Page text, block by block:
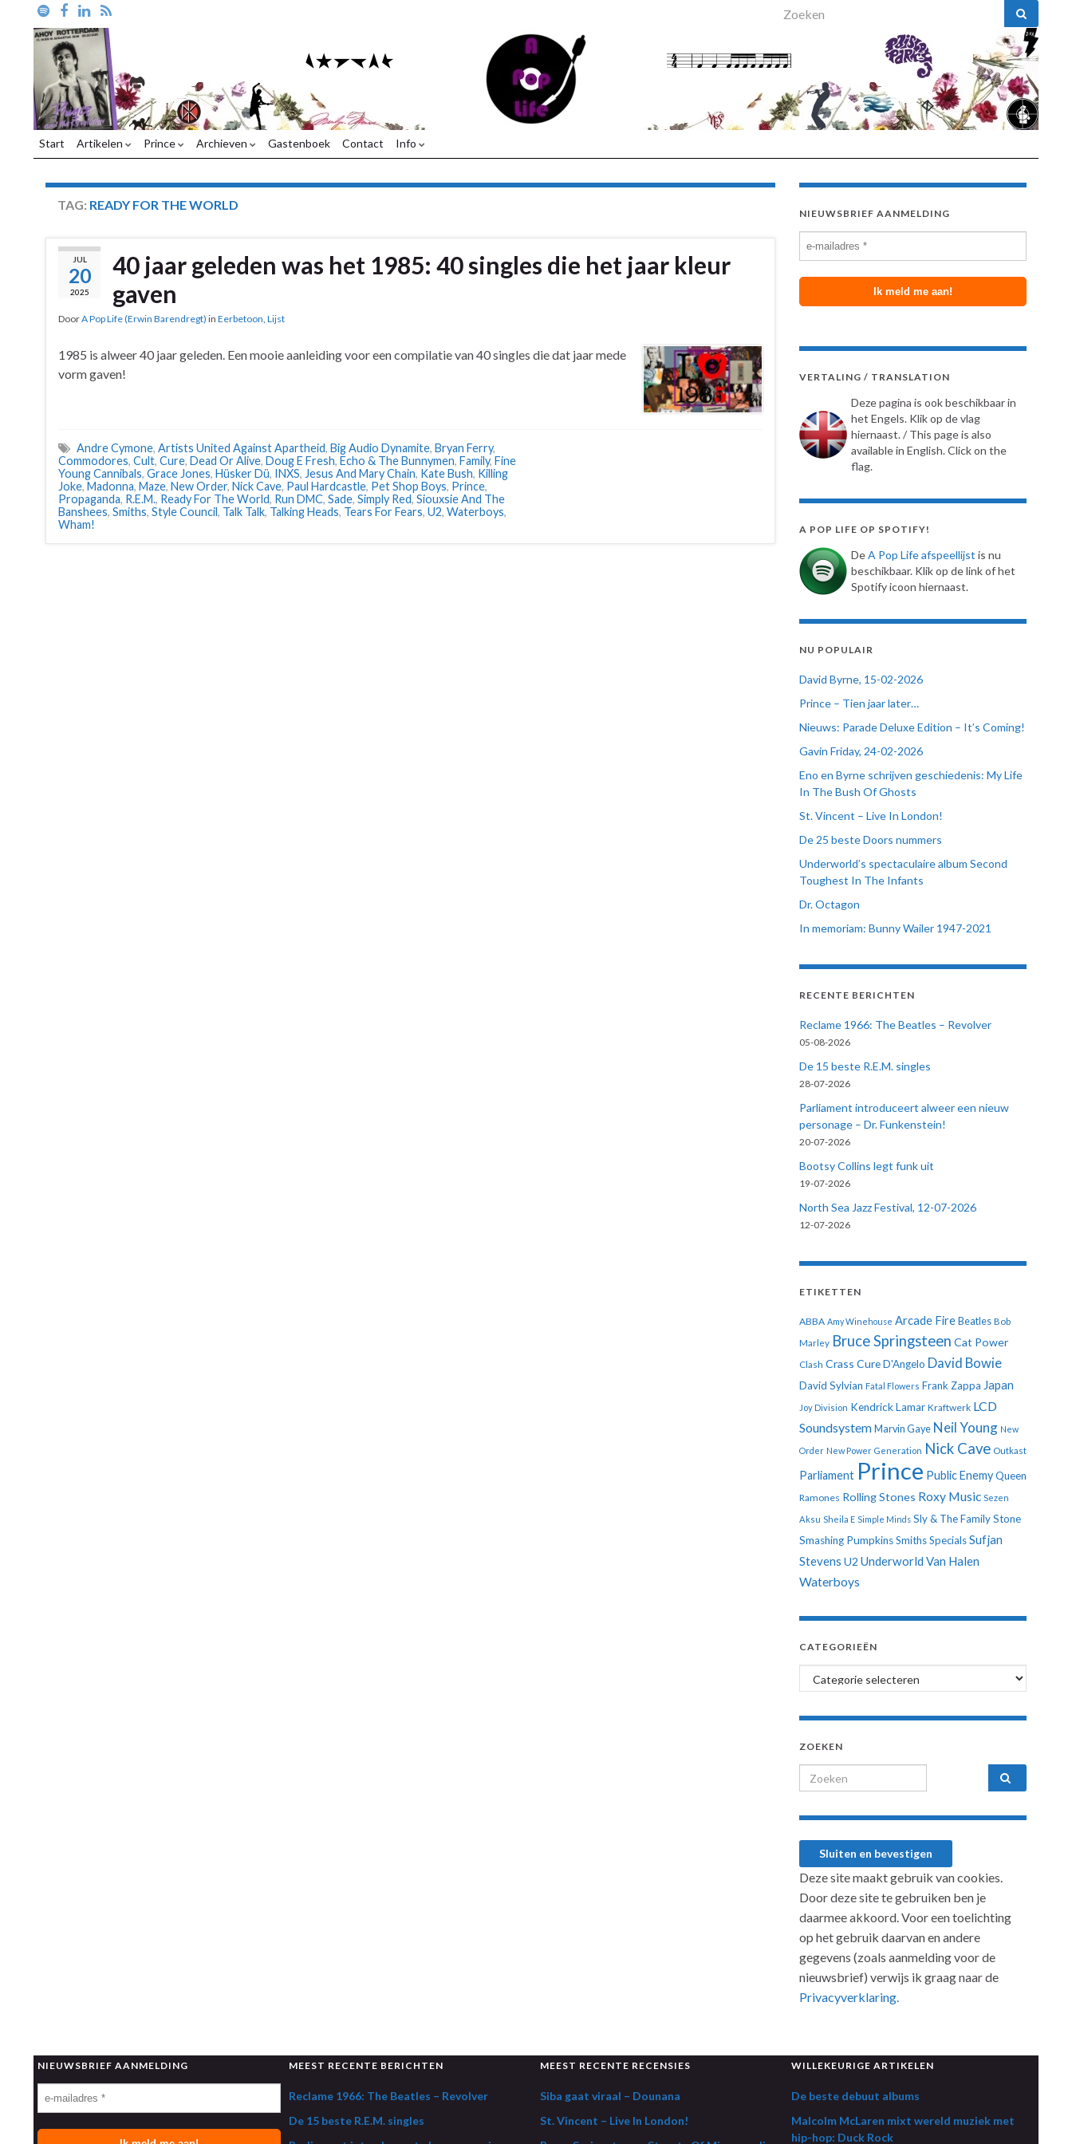
Search for:
Start Artikelen Prince Archieven Gastenboek Contact Info
TAG: READY FOR THE WORLD
JUL
20
2025
40 jaar geleden was het 1985: 40 singles die het jaar kleur
gaven
DoorA Pop Life (Erwin Barendregt) in Eerbetoon, Lijst
1985 is alweer 40 jaar geleden. Een mooie aanleiding voor een compilatie van 40 singles die dat jaar mede
vorm gaven!
Andre Cymone, Artists United Against Apartheid, Big Audio Dynamite, Bryan Ferry,
Commodores, Cult, Cure, Dead Or Alive, Doug E Fresh, Echo & The Bunnymen, Family, Fine
Young Cannibals, Grace Jones, Hüsker Dü, INXS, Jesus And Mary Chain, Kate Bush, Killing
Joke, Madonna, Maze, New Order, Nick Cave, Paul Hardcastle, Pet Shop Boys, Prince,
Propaganda, R.E.M., Ready For The World, Run DMC, Sade, Simply Red, Siouxsie And The
Banshees, Smiths, Style Council, Talk Talk, Talking Heads, Tears For Fears, U2, Waterboys,
Wham!
NIEUWSBRIEF AANMELDING
VERTALING / TRANSLATION
Deze pagina is ook beschikbaar in
het Engels. Klik op de vlag
hiernaast. / This page is also
available in English. Click on the
flag.
A POP LIFE OP SPOTIFY!
DeA Pop Life afspeellijst is nu
beschikbaar. Klik op de link of het
Spotify icoon hiernaast.
NU POPULAIR
David Byrne, 15-02-2026
Prince – Tien jaar later…
Nieuws: Parade Deluxe Edition – It’s Coming!
Gavin Friday, 24-02-2026
Eno en Byrne schrijven geschiedenis: My Life
In The Bush Of Ghosts
St. Vincent – Live In London!
De 25 beste Doors nummers
Underworld’s spectaculaire album Second
Toughest In The Infants
Dr. Octagon
In memoriam: Bunny Wailer 1947-2021
RECENTE BERICHTEN
Reclame 1966: The Beatles – Revolver
05-08-2026
De 15 beste R.E.M. singles
28-07-2026
Parliament introduceert alweer een nieuw
personage – Dr. Funkenstein!
20-07-2026
Bootsy Collins legt funk uit
19-07-2026
North Sea Jazz Festival, 12-07-2026
12-07-2026
ETIKETTEN
ABBA Amy Winehouse Arcade Fire Beatles Bob
Marley Bruce Springsteen Cat Power
Clash Crass CureD'Angelo David Bowie
David Sylvian Fatal Flowers Frank Zappa Japan
Joy Division Kendrick Lamar Kraftwerk LCD
Soundsystem Marvin Gaye Neil Young New
Order New Power Generation Nick Cave Outkast
Parliament Prince Public EnemyQueen
Ramones Rolling Stones Roxy Music Sezen
Aksu Sheila E Simple Minds Sly & The Family Stone
Smashing PumpkinsSmithsSpecialsSufjan
Stevens U2 Underworld Van Halen
Waterboys
CATEGORIEËN
Categorieën
ZOEKEN
Search for:
Deze site maakt gebruik van cookies.
Door deze site te gebruiken ben je
daarmee akkoord. Voor een toelichting
op het gebruik daarvan en andere
gegevens (zoals aanmelding voor de
nieuwsbrief) verwijs ik graag naar de
Privacyverklaring.
NIEUWSBRIEF AANMELDING MEEST RECENTE BERICHTEN
Reclame 1966: The Beatles – Revolver
De 15 beste R.E.M. singles
MEEST RECENTE RECENSIES
Siba gaat viraal – Dounana
St. Vincent – Live In London!
WILLEKEURIGE ARTIKELEN
De beste debuut albums
Malcolm McLaren mixt wereld muziek met
hip-hop: Duck Rock